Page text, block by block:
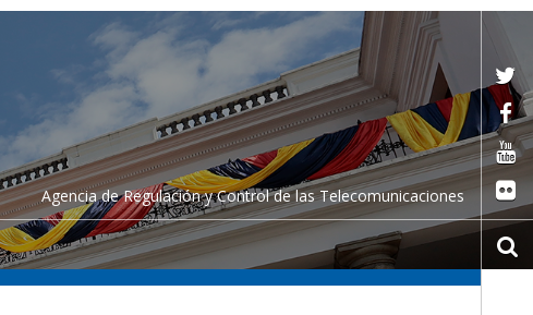
Agencia de Regulación y Control de las Telecomunicaciones